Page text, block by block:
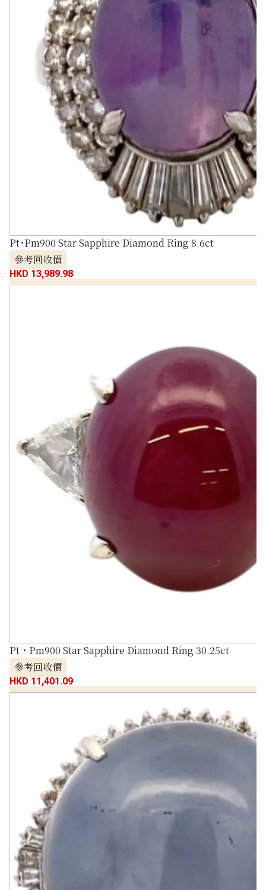
Pt･Pm900 Star Sapphire Diamond Ring 8.6ct
參考回收價
HKD 13,989.98
Pt・Pm900 Star Sapphire Diamond Ring 30.25ct
參考回收價
HKD 11,401.09